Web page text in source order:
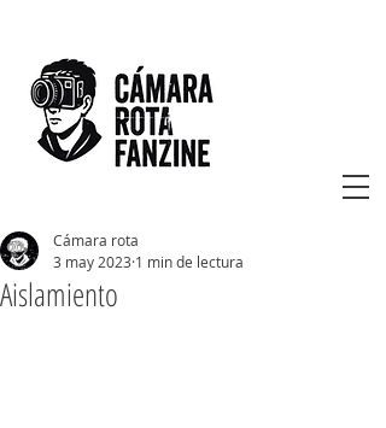
Aislamiento
Cámara rota
3 may 2023 1 min de lectura